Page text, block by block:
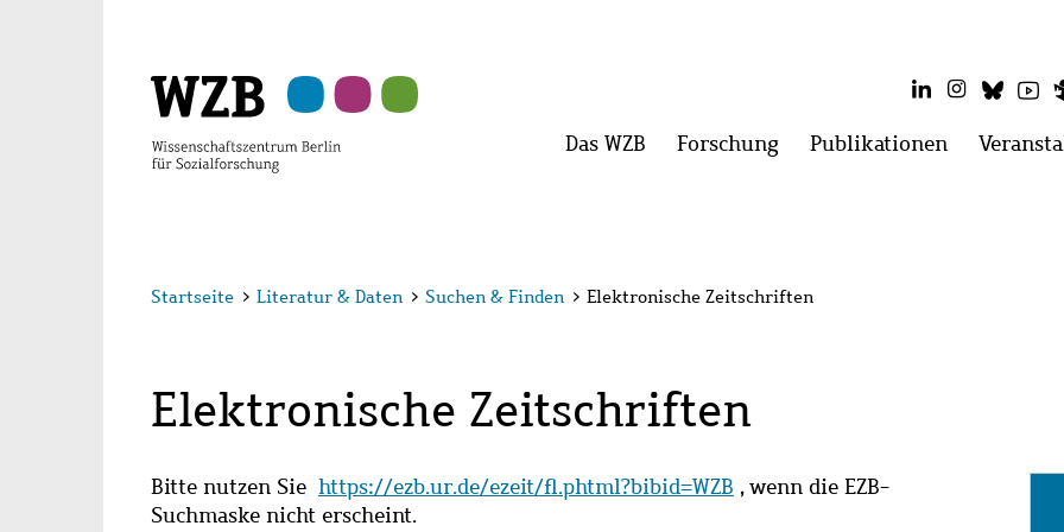
LinkedInInstagram
Hauptmenü
Das WZB Menü
Forschung Menü
Publikationen Menü
Startseite > Literatur & Daten > Suchen & Finden > Elektronische Zeitschriften
Elektronische Zeitschriften
Bitte nutzen Sie https://ezb.ur.de/ezeit/fl.phtml?bibid=WZB , wenn die EZB-
Suchmaske nicht erscheint.